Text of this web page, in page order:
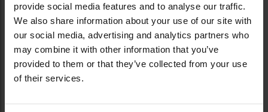
provide social media features and to analyse our traffic.
We also share information about your use of our site with
our social media, advertising and analytics partners who
may combine it with other information that you’ve
provided to them or that they’ve collected from your use
of their services.
INNI OGLĄDALI TEŻ